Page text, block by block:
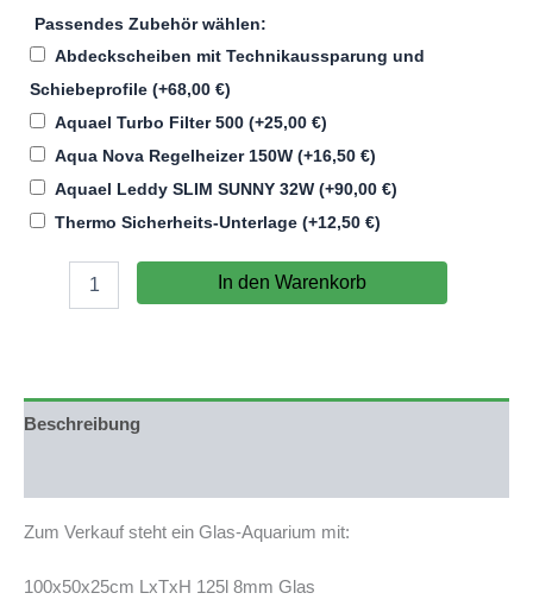
Passendes Zubehör wählen:
Abdeckscheiben mit Technikaussparung und
Schiebeprofile (+68,00 €)
Aquael Turbo Filter 500 (+25,00 €)
Aqua Nova Regelheizer 150W (+16,50 €)
Aquael Leddy SLIM SUNNY 32W (+90,00 €)
Thermo Sicherheits-Unterlage (+12,50 €)
Muschelbruch
31555)
In den Warenkorb
Beschreibung
Zum Verkauf steht ein Glas-Aquarium mit:
100x50x25cm LxTxH 125l 8mm Glas